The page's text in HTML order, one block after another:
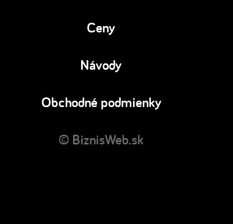
Ceny
Návody
Obchodné podmienky
© BiznisWeb.sk